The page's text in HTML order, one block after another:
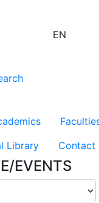
EN
Library Contact
EVENTS